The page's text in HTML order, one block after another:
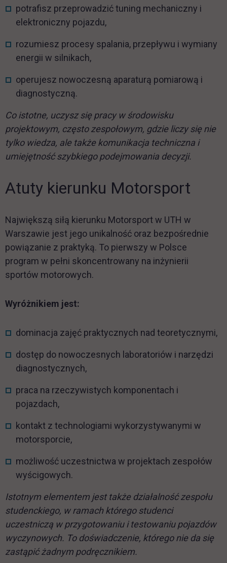
potrafisz przeprowadzić tuning mechaniczny i
elektroniczny pojazdu,
rozumiesz procesy spalania, przepływu i wymiany
energii w silnikach,
operujesz nowoczesną aparaturą pomiarową i
diagnostyczną.
Co istotne, uczysz się pracy w środowisku
projektowym, często zespołowym, gdzie liczy się nie
tylko wiedza, ale także komunikacja techniczna i
umiejętność szybkiego podejmowania decyzji.
Atuty kierunku Motorsport
Największą siłą kierunku Motorsport w UTH w
Warszawie jest jego unikalność oraz bezpośrednie
powiązanie z praktyką. To pierwszy w Polsce
program w pełni skoncentrowany na inżynierii
sportów motorowych.
Wyróżnikiem jest:
dominacja zajęć praktycznych nad teoretycznymi,
dostęp do nowoczesnych laboratoriów i narzędzi
diagnostycznych,
praca na rzeczywistych komponentach i
pojazdach,
kontakt z technologiami wykorzystywanymi w
motorsporcie,
możliwość uczestnictwa w projektach zespołów
wyścigowych.
Istotnym elementem jest także działalność zespołu
studenckiego, w ramach którego studenci
uczestniczą w przygotowaniu i testowaniu pojazdów
wyczynowych. To doświadczenie, którego nie da się
zastąpić żadnym podręcznikiem.